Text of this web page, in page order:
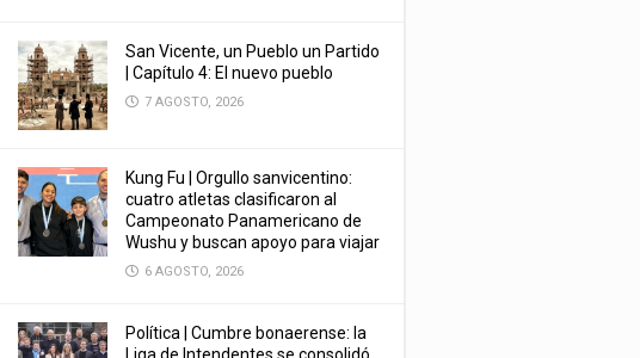
San Vicente, un Pueblo un Partido
| Capítulo 4: El nuevo pueblo
7 AGOSTO, 2026
Kung Fu | Orgullo sanvicentino:
cuatro atletas clasificaron al
Campeonato Panamericano de
Wushu y buscan apoyo para viajar
6 AGOSTO, 2026
Política | Cumbre bonaerense: la